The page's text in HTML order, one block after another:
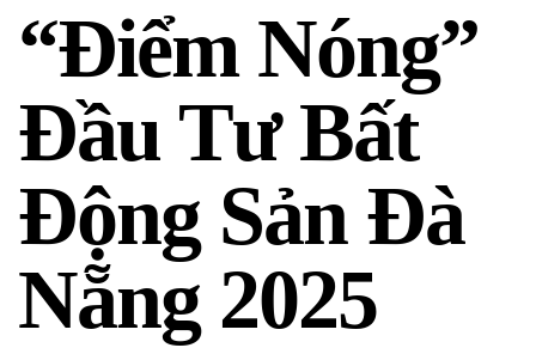
“Điểm Nóng”
Đầu Tư Bất
Động Sản Đà
Nẵng 2025